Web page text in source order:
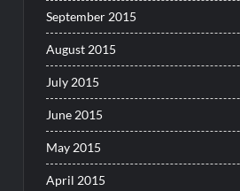
September 2015
August 2015
July 2015
June 2015
May 2015
April 2015